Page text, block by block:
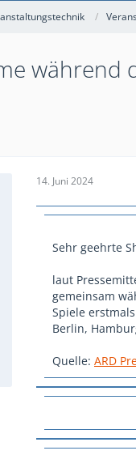
während
14. Juni 2024
Sehr geehrte
laut
gemeinsam
Spiele
Berlin,
Quelle: ARD